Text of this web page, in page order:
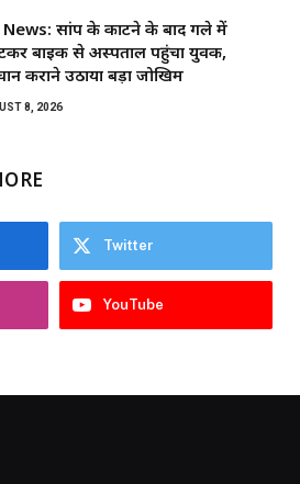
News: सांप के काटने के बाद गले में
बाइक से अस्पताल पहुंचा युवक,
कराने उठाया बड़ा जोखिम
8, 2026
Twitter
YouTube